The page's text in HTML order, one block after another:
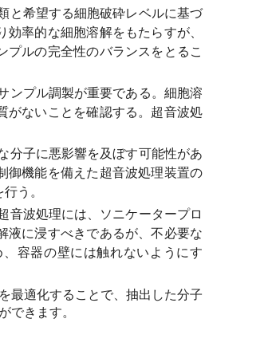
と希望する細胞破砕レベルに基づ
率的な細胞溶解をもたらすが、
ルの完全性のバランスをとるこ
ンプル調製が重要である。細胞溶
がないことを確認する。超音波処
分子に悪影響を及ぼす可能性があ
御機能を備えた超音波処理装置の
う。
音波処理には、ソニケータープロ
液に浸すべきであるが、不必要な
容器の壁には触れないようにす
最適化することで、抽出した分子
きます。